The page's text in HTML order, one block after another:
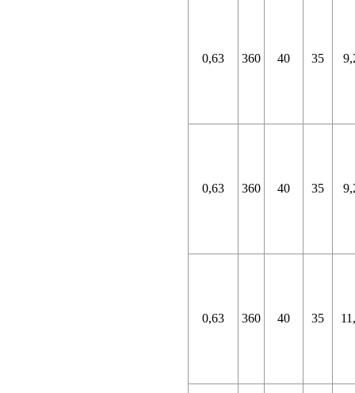
0,63 360 40 35
0,63 360 40 35
0,63 360 40 35